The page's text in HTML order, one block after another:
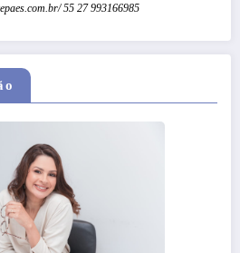
55 27 993166985